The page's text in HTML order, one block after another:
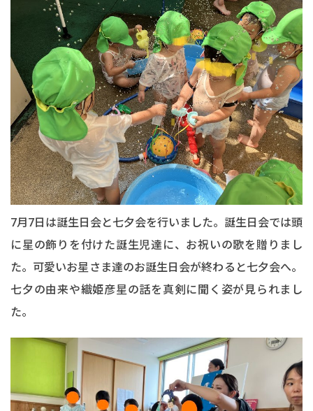
7月7日は誕生日会と七夕会を行いました。誕生日会では頭
に星の飾りを付けた誕生児達に、お祝いの歌を贈りまし
た。可愛いお星さま達のお誕生日会が終わると七夕会へ。
七夕の由来や織姫彦星の話を真剣に聞く姿が見られまし
た。